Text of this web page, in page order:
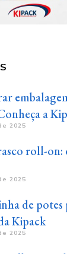
a
2025
roll-on:
2025
de potes
Kipack
2025